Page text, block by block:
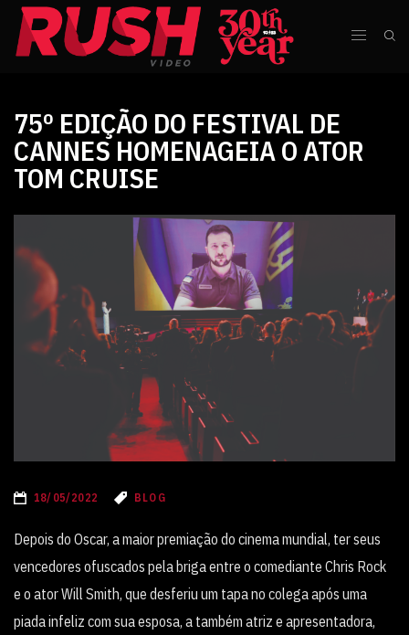
75º EDIÇÃO DO FESTIVAL DE
CANNES HOMENAGEIA O ATOR
TOM CRUISE
18/05/2022 BLOG
Depois do Oscar, a maior premiação do cinema mundial, ter seus
vencedores ofuscados pela briga entre o comediante Chris Rock
e o ator Will Smith, que desferiu um tapa no colega após uma
piada infeliz com sua esposa, a também atriz e apresentadora,